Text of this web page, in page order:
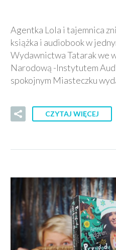
Agentka Lola i tajemnica
książka i audiobook w
Wydawnictwa Tatarak we
Narodową -Instytutem
spokojnym Miasteczku
CZYTAJ WIĘCEJ